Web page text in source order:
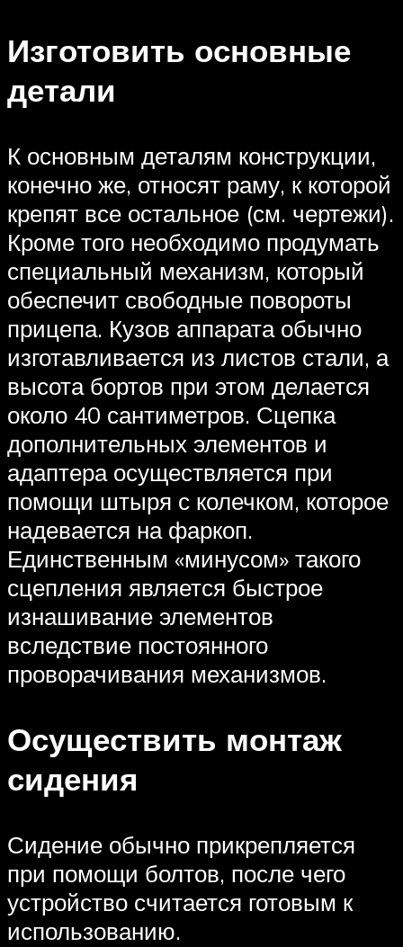
Изготовить основные
детали
К основным деталям конструкции,
конечно же, относят раму, к которой
крепят все остальное (см. чертежи).
Кроме того необходимо продумать
специальный механизм, который
обеспечит свободные повороты
прицепа. Кузов аппарата обычно
изготавливается из листов стали, а
высота бортов при этом делается
около 40 сантиметров. Сцепка
дополнительных элементов и
адаптера осуществляется при
помощи штыря с колечком, которое
надевается на фаркоп.
Единственным «минусом» такого
сцепления является быстрое
изнашивание элементов
вследствие постоянного
проворачивания механизмов.
Осуществить монтаж
сидения
Сидение обычно прикрепляется
при помощи болтов, после чего
устройство считается готовым к
использованию.